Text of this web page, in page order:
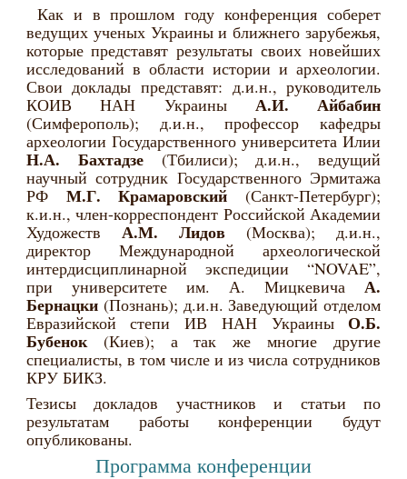
Как и в прошлом году конференция соберет
ведущих ученых Украины и ближнего зарубежья,
которые представят результаты своих новейших
исследований в области истории и археологии.
Свои доклады представят: д.и.н., руководитель
КОИВ НАН Украины А.И. Айбабин
(Симферополь); д.и.н., профессор кафедры
археологии Государственного университета Илии
Н.А. Бахтадзе(Тбилиси); д.и.н., ведущий
научный сотрудник Государственного Эрмитажа
РФ М.Г. Крамаровский (Санкт-Петербург);
к.и.н., член-корреспондент Российской Академии
Художеств А.М. Лидов (Москва); д.и.н.,
директор Международной археологической
интердисциплинарной экспедиции “NOVAE”,
при университете им. А. Мицкевича А.
Бернацки(Познань); д.и.н. Заведующий отделом
Евразийской степи ИВ НАН УкраиныО.Б.
Бубенок(Киев); а так же многие другие
специалисты, в том числе и из числа сотрудников
КРУ БИКЗ.
Тезисы докладов участников и статьи по
результатам работы конференции будут
опубликованы.
Программа конференции